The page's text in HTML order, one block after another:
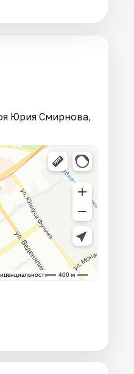
Юрия Смирнова,